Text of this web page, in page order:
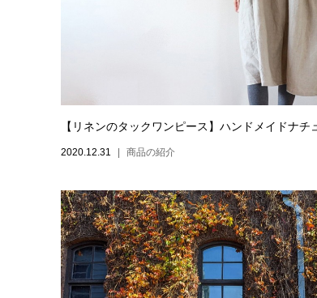
【リネンのタックワンピース】ハンドメイドナチ
2020.12.31 商品の紹介